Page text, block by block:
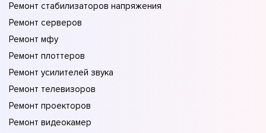
Ремонт стабилизаторов напряжения
Ремонт серверов
Ремонт мфу
Ремонт плоттеров
Ремонт усилителей звука
Ремонт телевизоров
Ремонт проекторов
Ремонт видеокамер